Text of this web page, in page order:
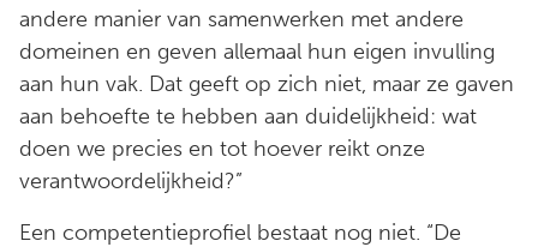
andere manier van samenwerken met andere
domeinen en geven allemaal hun eigen invulling
aan hun vak. Dat geeft op zich niet, maar ze gaven
aan behoefte te hebben aan duidelijkheid: wat
doen we precies en tot hoever reikt onze
verantwoordelijkheid?”
Een competentieprofiel bestaat nog niet. “De